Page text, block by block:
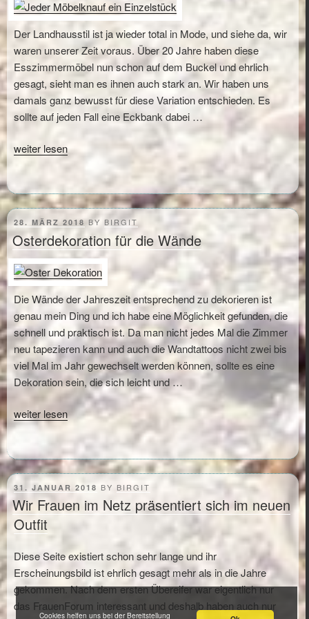
Cookies helfen uns bei der Bereitstellung
Der Landhausstil ist ja wieder total in Mode, und siehe da, wir
waren unserer Zeit voraus. Über 20 Jahre haben diese
Esszimmermöbel nun schon auf dem Buckel und ehrlich
gesagt, sieht man es ihnen auch stark an. Wir haben uns
damals ganz bewusst für diese Variation entschieden. Es
sollte auf jeden Fall eine Eckbank dabei …
weiter lesen„Langweilige
Möbelknöpfe
bekommen
das
Lieblingsmotiv“
POSTED
28. MÄRZ 2018BY BIRGIT
Osterdekoration für die Wände
Die Wände der Jahreszeit entsprechend zu dekorieren ist
genau mein Ding und ich habe eine Möglichkeit gefunden, die
schnell und praktisch ist. Da man nicht jedes Mal die Zimmer
neu tapezieren kann und auch die Wandtattoos nicht zwei bis
viel Mal im Jahr gewechselt werden können, sollte es eine
Dekoration sein, die sich leicht und …
weiter lesen„Osterdekoration
die
Wände“
POSTED
ON
31. JANUAR 2018 BY BIRGIT
Wir Frauen im Netz präsentiert sich im neuen
Outfit
Diese Seite existiert schon sehr lange und ihr
Erscheinungsbild ist ehrlich gesagt mehr als in die Jahre
gekommen. Nach dem ersten Übereifer war eigentlich nur
das FrauenForum interessant und deshalb haben auch nur